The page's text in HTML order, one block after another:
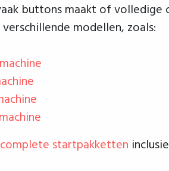
buttons maakt of
modellen, zoals:
complete startpakketten